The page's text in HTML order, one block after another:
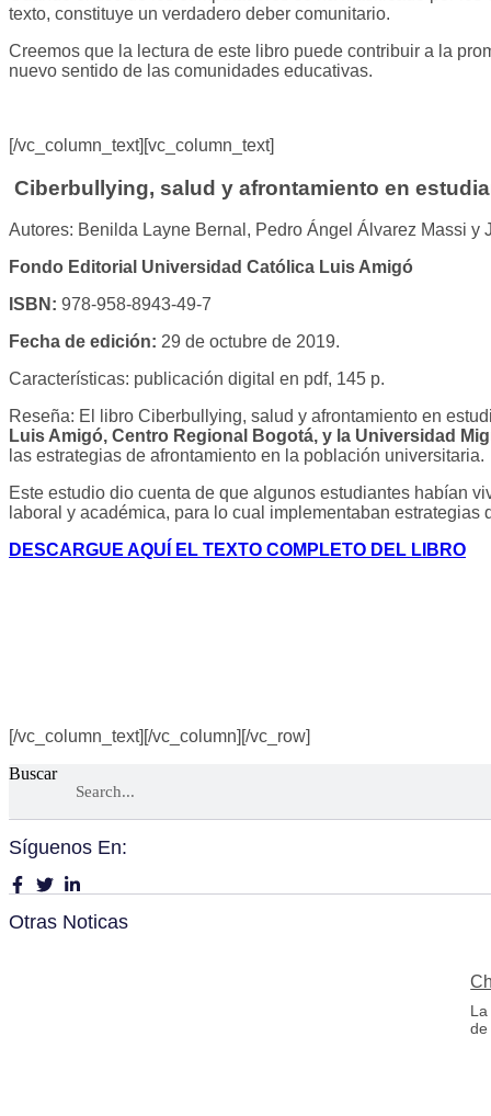
texto, constituye un verdadero deber comunitario.
Creemos que la lectura de este libro puede contribuir a la
nuevo sentido de las comunidades educativas.
[/vc_column_text][vc_column_text]
Ciberbullying, salud y afrontamiento en
Autores: Benilda Layne Bernal, Pedro Ángel Álvarez Massi y
Fondo Editorial Universidad Católica Luis Amigó
ISBN: 978-958-8943-49-7
Fecha de edición: 29 de octubre de 2019.
Características: publicación digital en pdf, 145 p.
Reseña: El libro Ciberbullying, salud y afrontamiento en
Luis Amigó, Centro Regional Bogotá, y la Universidad
las estrategias de afrontamiento en la población universitaria.
Este estudio dio cuenta de que algunos estudiantes habían
laboral y académica, para lo cual implementaban
DESCARGUE AQUÍ EL TEXTO COMPLETO DEL LIBRO
[/vc_column_text][/vc_column][/vc_row]
Buscar
Síguenos En:
Otras Noticas
de